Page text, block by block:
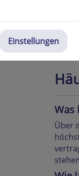
Was
Über
Einstellungen